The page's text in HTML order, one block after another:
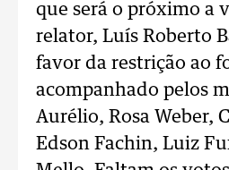
que será o próximo a
relator, Luís Roberto
favor da restrição ao
acompanhado pelos
Aurélio, Rosa Weber,
Edson Fachin, Luiz